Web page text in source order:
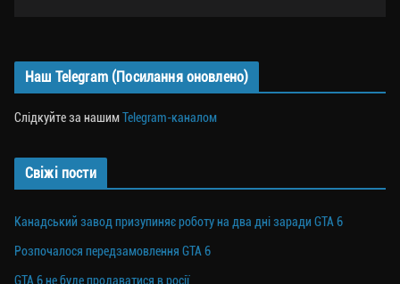
Наш Telegram (Посилання оновлено)
Слідкуйте за нашимTelegram-каналом
Свіжі пости
Канадський завод призупиняє роботу на два дні заради GTA 6
Розпочалося передзамовлення GTA 6
GTA 6 не буде продаватися в росії